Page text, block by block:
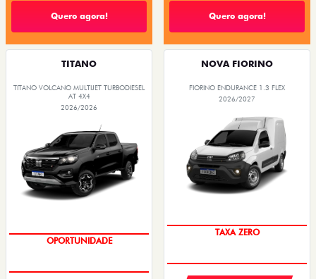
Quero agora! Quero agora!
TITANO
TITANO VOLCANO MULTIJET TURBODIESEL
AT 4X4
2026/2026
OPORTUNIDADE
NOVA FIORINO
FIORINO ENDURANCE 1.3 FLEX
2026/2027
TAXA ZERO